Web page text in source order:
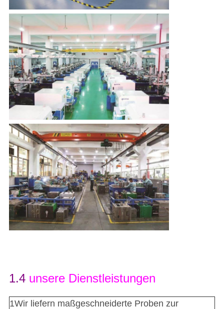
1.4 unsere Dienstleistungen
1Wir liefern maßgeschneiderte Proben zur